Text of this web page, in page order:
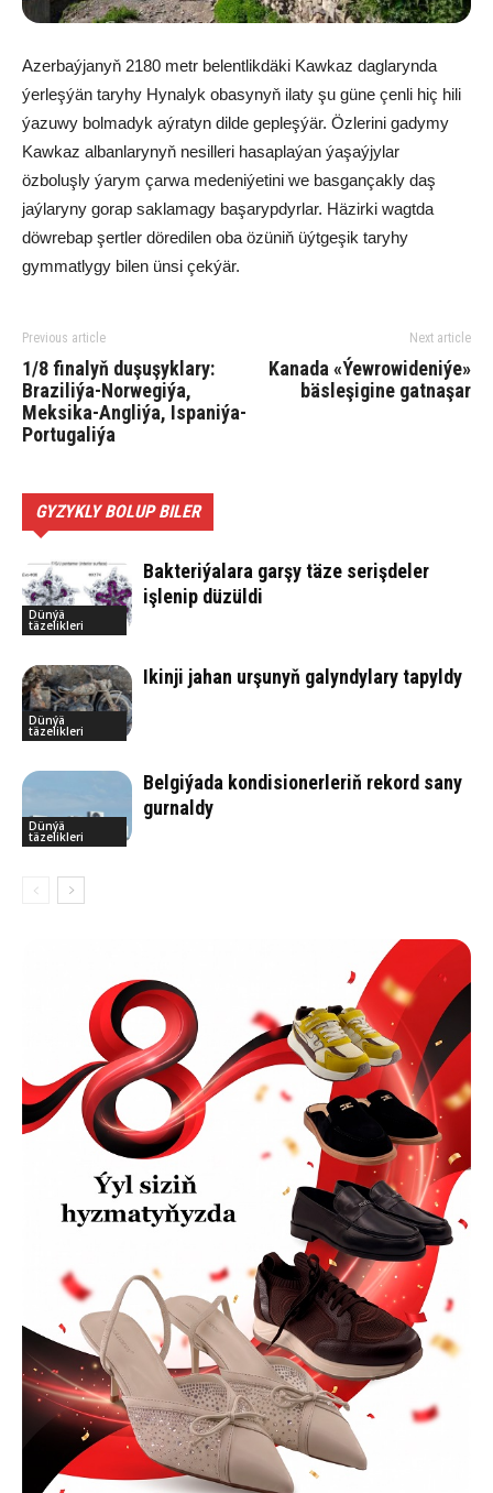
Azerbaýjanyň 2180 metr belentlikdäki Kawkaz daglarynda
ýerleşýän taryhy Hynalyk obasynyň ilaty şu güne çenli hiç hili
ýazuwy bolmadyk aýratyn dilde gepleşýär. Özlerini gadymy
Kawkaz albanlarynyň nesilleri hasaplaýan ýaşaýjylar
özboluşly ýarym çarwa medeniýetini we basgançakly daş
jaýlaryny gorap saklamagy başarypdyrlar. Häzirki wagtda
döwrebap şertler döredilen oba özüniň üýtgeşik taryhy
gymmatlygy bilen ünsi çekýär.
Previous article
1/8 finalyň duşuşyklary:
Braziliýa-Norwegiýa,
Meksika-Angliýa, Ispaniýa-
Portugaliýa
Next article
Kanada «Ýewrowideniýe»
bäsleşigine gatnaşar
GYZYKLY BOLUP BILER
Dünýä
täzelikleri
Bakteriýalara garşy täze serişdeler
işlenip düzüldi
Dünýä
täzelikleri
Ikinji jahan urşunyň galyndylary tapyldy
Dünýä
täzelikleri
Belgiýada kondisionerleriň rekord sany
gurnaldy